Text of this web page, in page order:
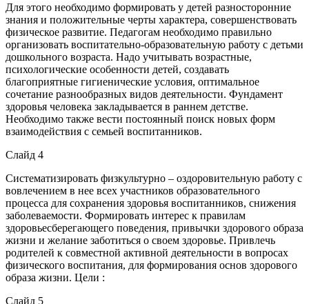
Для этого необходимо формировать у детей разносторонние
знания и положительные черты характера, совершенствовать
физическое развитие. Педагогам необходимо правильно
организовать воспитательно-образовательную работу с детьми
дошкольного возраста. Надо учитывать возрастные,
психологические особенности детей, создавать
благоприятные гигиенические условия, оптимальное
сочетание разнообразных видов деятельности. Фундамент
здоровья человека закладывается в раннем детстве.
Необходимо также вести постоянный поиск новых форм
взаимодействия с семьей воспитанников.
Слайд 4
Систематизировать физкультурно – оздоровительную работу с
вовлечением в нее всех участников образовательного
процесса для сохранения здоровья воспитанников, снижения
заболеваемости. Формировать интерес к правилам
здоровьесберегающего поведения, привычки здорового образа
жизни и желание заботиться о своем здоровье. Привлечь
родителей к совместной активной деятельности в вопросах
физического воспитания, для формирования основ здорового
образа жизни. Цели :
Слайд 5